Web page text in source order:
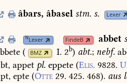
âbars, âbasel stm. s. Lexer
NLexer FindeB abbet
( BMZ I. 2b) abt.; nebf.
appet pl. eppete (Elis. 9828.
epte (Otte 29. 425. 468). aus